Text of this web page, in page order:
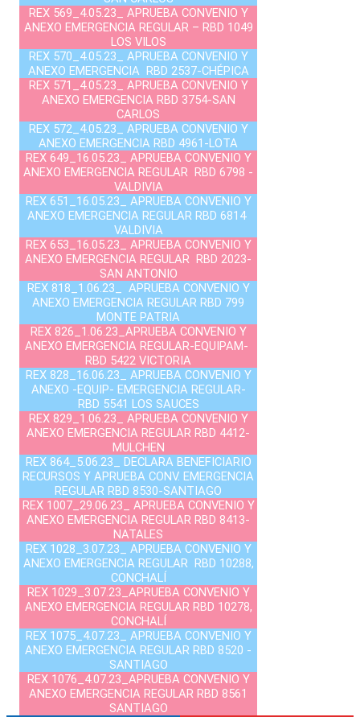
REX 569_4.05.23_ APRUEBA CONVENIO Y
ANEXO EMERGENCIA REGULAR – RBD 1049
LOS VILOS
REX 570_4.05.23_ APRUEBA CONVENIO Y
ANEXO EMERGENCIA RBD 2537-CHÉPICA
REX 571_4.05.23_ APRUEBA CONVENIO Y
ANEXO EMERGENCIA RBD 3754-SAN
CARLOS
REX 572_4.05.23_ APRUEBA CONVENIO Y
ANEXO EMERGENCIA RBD 4961-LOTA
REX 649_16.05.23_ APRUEBA CONVENIO Y
ANEXO EMERGENCIA REGULAR RBD 6798 -
VALDIVIA
REX 651_16.05.23_ APRUEBA CONVENIO Y
ANEXO EMERGENCIA REGULAR RBD 6814
VALDIVIA
REX 653_16.05.23_ APRUEBA CONVENIO Y
ANEXO EMERGENCIA REGULAR RBD 2023-
SAN ANTONIO
REX 818_1.06.23_ APRUEBA CONVENIO Y
ANEXO EMERGENCIA REGULAR RBD 799
MONTE PATRIA
REX 826_1.06.23_APRUEBA CONVENIO Y
ANEXO EMERGENCIA REGULAR-EQUIPAM-
RBD 5422 VICTORIA
REX 828_16.06.23_ APRUEBA CONVENIO Y
ANEXO -EQUIP- EMERGENCIA REGULAR-
RBD 5541 LOS SAUCES
REX 829_1.06.23_ APRUEBA CONVENIO Y
ANEXO EMERGENCIA REGULAR RBD 4412-
MULCHEN
REX 864_5.06.23_ DECLARA BENEFICIARIO
RECURSOS Y APRUEBA CONV. EMERGENCIA
REGULAR RBD 8530-SANTIAGO
REX 1007_29.06.23_ APRUEBA CONVENIO Y
ANEXO EMERGENCIA REGULAR RBD 8413-
NATALES
REX 1028_3.07.23_ APRUEBA CONVENIO Y
ANEXO EMERGENCIA REGULAR RBD 10288,
CONCHALÍ
REX 1029_3.07.23_APRUEBA CONVENIO Y
ANEXO EMERGENCIA REGULAR RBD 10278,
CONCHALÍ
REX 1075_4.07.23_ APRUEBA CONVENIO Y
ANEXO EMERGENCIA REGULAR RBD 8520 -
SANTIAGO
REX 1076_4.07.23_APRUEBA CONVENIO Y
ANEXO EMERGENCIA REGULAR RBD 8561
SANTIAGO